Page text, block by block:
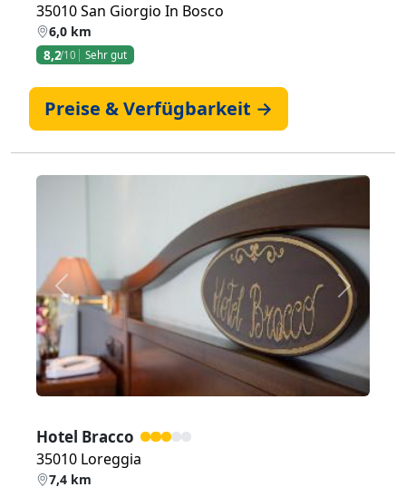
35010 San Giorgio In Bosco
6,0 km
8,2/10 Sehr gut
Preise & Verfügbarkeit →
Zurück Weiter
Hotel Bracco
35010 Loreggia
7,4 km